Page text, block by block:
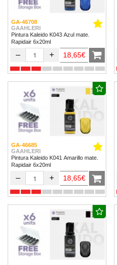
GA-46708
GAAHLERI
Pintura Kaleido K043 Azul mate.
Rapidair 6x20ml
– + 18,65€
GA-46685
GAAHLERI
Pintura Kaleido K041 Amarillo mate.
Rapidair 6x20ml
– + 18,65€